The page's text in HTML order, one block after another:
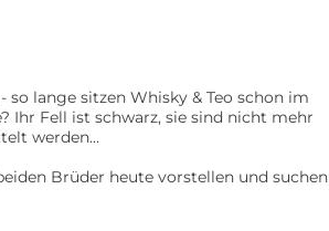
so lange sitzen Whisky & Teo schon im
Ihr Fell ist schwarz, sie sind nicht mehr
werden...
Brüder heute vorstellen und suchen